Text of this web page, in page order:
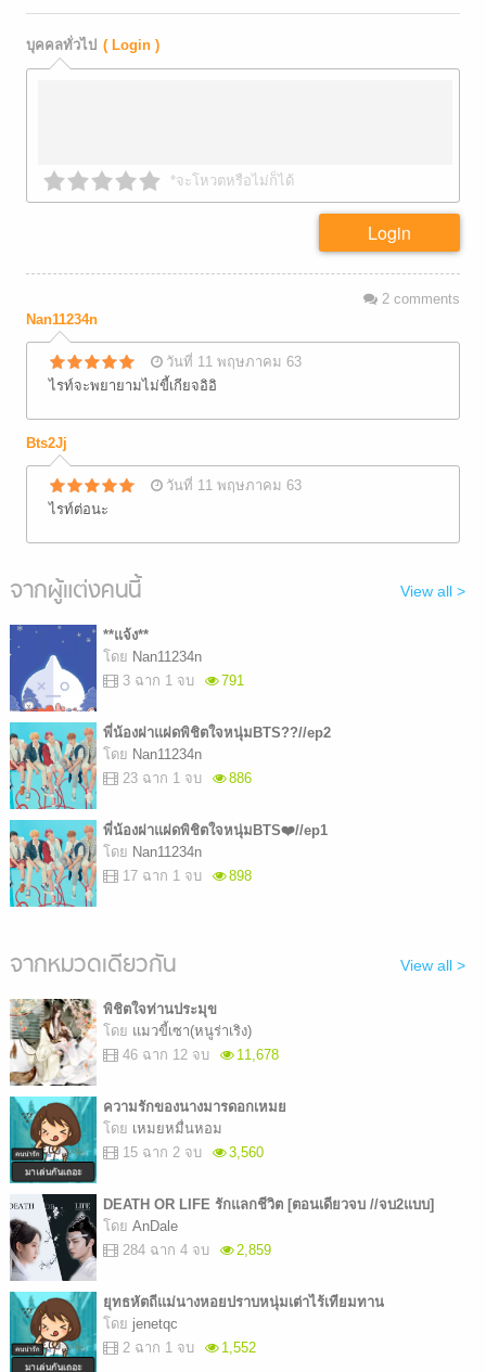
บุคคลทั่วไป ( Login )
*จะโหวตหรือไม่ก็ได้
Login
2comments
Nan11234n
วันที่ 11 พฤษภาคม 63
ไรท์จะพยายามไม่ขี้เกียจอิอิ
Bts2Jj
วันที่ 11 พฤษภาคม 63
ไรท์ต่อนะ
จากผู้แต่งคนนี้ View all >
**แจ้ง**
โดย Nan11234n
3 ฉาก 1 จบ
791
พี่น้องฝาแฝดพิชิตใจหนุ่มBTS??//ep2
โดย Nan11234n
23 ฉาก 1 จบ
886
พี่น้องฝาแฝดพิชิตใจหนุ่มBTS❤️//ep1
โดย Nan11234n
17 ฉาก 1 จบ
898
จากหมวดเดียวกัน View all >
พิชิตใจท่านประมุข
โดย แมวขี้เซา(หนูร่าเริง)
46 ฉาก 12 จบ
11,678
ความรักของนางมารดอกเหมย
โดย เหมยหมื่นหอม
15 ฉาก 2 จบ
3,560
DEATH OR LIFE รักแลกชีวิต [ตอนเดียวจบ //จบ2แบบ]
โดย AnDale
284 ฉาก 4 จบ
2,859
ยุทธหัตถีแม่นางหอยปราบหนุ่มเต่าไร้เทียมทาน
โดย jenetqc
2 ฉาก 1 จบ
1,552